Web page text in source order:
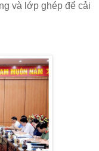
và lớp ghép để cải